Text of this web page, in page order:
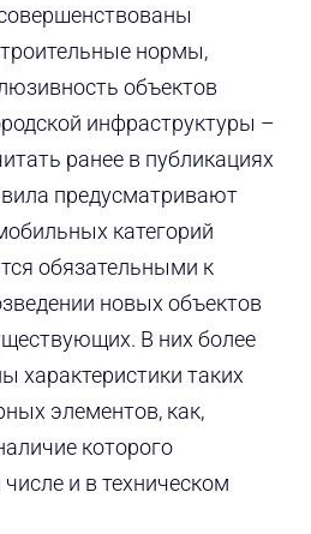
нормы,
объектов
инфраструктуры –
ранее в публикациях
предусматривают
категорий
обязательными к
новых объектов
В них более
характеристики таких
элементов, как,
которого
и в техническом